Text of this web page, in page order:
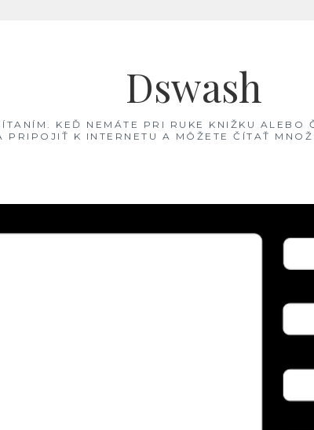
Dswash
KEĎ NEMÁTE PRI RUKE KNIŽKU ALEBO
PRIPOJIŤ K INTERNETU A MÔŽETE ČÍTAŤ